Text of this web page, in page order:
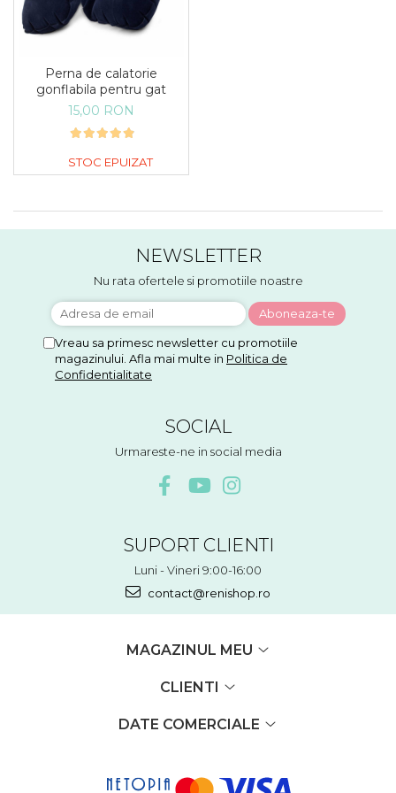
Perna de calatorie
gonflabila pentru gat
15,00 RON
STOC EPUIZAT
NEWSLETTER
Nu rata ofertele si promotiile noastre
Vreau sa primesc newsletter cu promotiile
magazinului. Afla mai multe in Politica de
Confidentialitate
SOCIAL
Urmareste-ne in social media
SUPORT CLIENTI
Luni - Vineri 9:00-16:00
contact@renishop.ro
MAGAZINUL MEU
CLIENTI
DATE COMERCIALE